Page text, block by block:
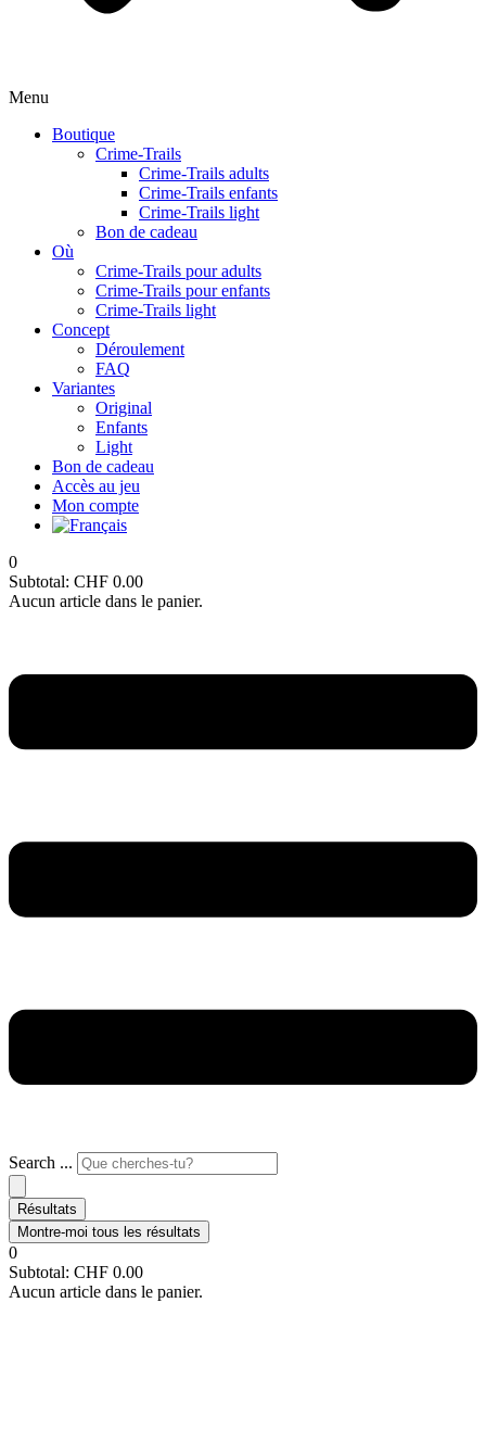
Menu
Boutique
Crime-Trails
Crime-Trails adults
Crime-Trails enfants
Crime-Trails light
Bon de cadeau
Où
Crime-Trails pour adults
Crime-Trails pour enfants
Crime-Trails light
Concept
Déroulement
FAQ
Variantes
Original
Enfants
Light
Bon de cadeau
Accès au jeu
Mon compte
0
Subtotal: CHF 0.00
Aucun article dans le panier.
Search ...
Résultats
Montre-moi tous les résultats
0
Subtotal: CHF 0.00
Aucun article dans le panier.